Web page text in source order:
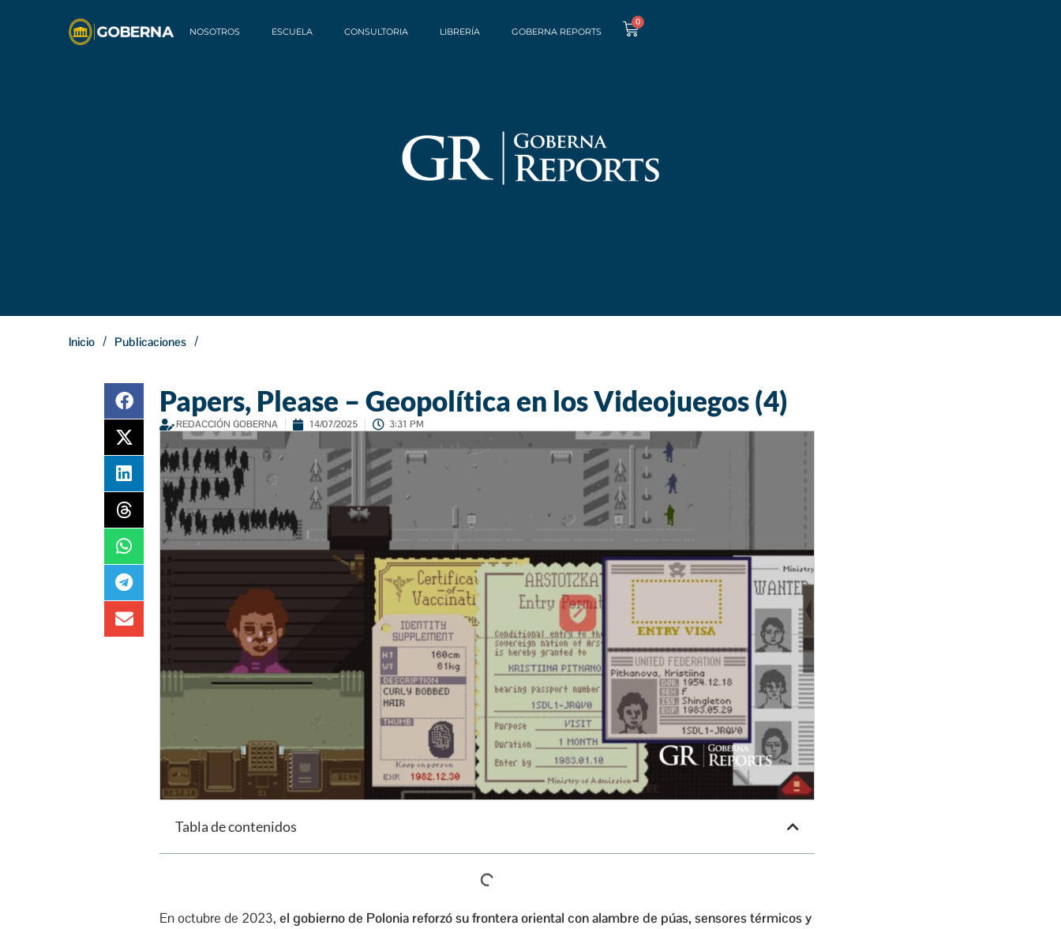
NOSOTROS ESCUELA CONSULTORIA LIBRERÍA GOBERNA REPORTS
0
Inicio / Publicaciones /
Papers, Please – Geopolítica en los Videojuegos (4)
REDACCIÓN GOBERNA 14/07/2025 3:31 PM
Tabla de contenidos
En octubre de 2023, el gobierno de Polonia reforzó su frontera oriental con alambre de púas, sensores térmicos y